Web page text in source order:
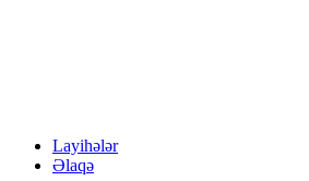
Layihələr
Əlaqə